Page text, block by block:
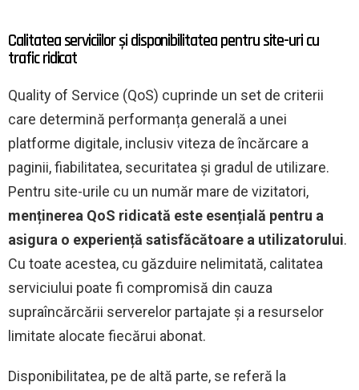
Calitatea serviciilor și disponibilitatea pentru site-uri cu
trafic ridicat
Quality of Service (QoS) cuprinde un set de criterii
care determină performanța generală a unei
platforme digitale, inclusiv viteza de încărcare a
paginii, fiabilitatea, securitatea și gradul de utilizare.
Pentru site-urile cu un număr mare de vizitatori,
menținerea QoS ridicată este esențială pentru a
asigura o experiență satisfăcătoare a utilizatorului.
Cu toate acestea, cu găzduire nelimitată, calitatea
serviciului poate fi compromisă din cauza
supraîncărcării serverelor partajate și a resurselor
limitate alocate fiecărui abonat.
Disponibilitatea, pe de altă parte, se referă la